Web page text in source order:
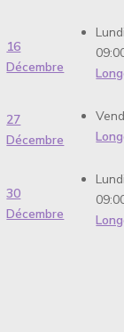
16
Décembre
27
Décembre
30
Décembre